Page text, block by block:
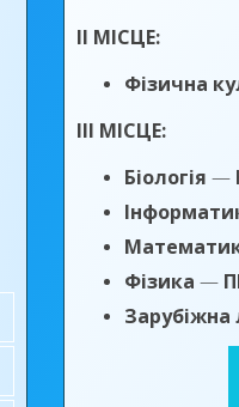
ІІ МІСЦЕ:
Фізична
ІІІ МІСЦЕ:
Біологія —
Фізика —
Зарубіжна